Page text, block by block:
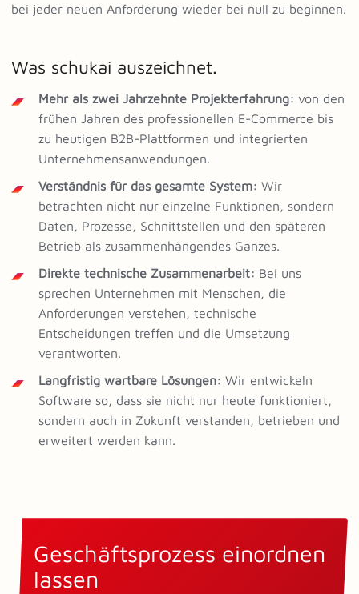
bei jeder neuen Anforderung wieder bei null zu beginnen.
Was schukai auszeichnet.
Mehr als zwei Jahrzehnte Projekterfahrung: von den
frühen Jahren des professionellen E-Commerce bis
zu heutigen B2B-Plattformen und integrierten
Unternehmensanwendungen.
Verständnis für das gesamte System: Wir
betrachten nicht nur einzelne Funktionen, sondern
Daten, Prozesse, Schnittstellen und den späteren
Betrieb als zusammenhängendes Ganzes.
Direkte technische Zusammenarbeit: Bei uns
sprechen Unternehmen mit Menschen, die
Anforderungen verstehen, technische
Entscheidungen treffen und die Umsetzung
verantworten.
Langfristig wartbare Lösungen: Wir entwickeln
Software so, dass sie nicht nur heute funktioniert,
sondern auch in Zukunft verstanden, betrieben und
erweitert werden kann.
Geschäftsprozess einordnen
lassen